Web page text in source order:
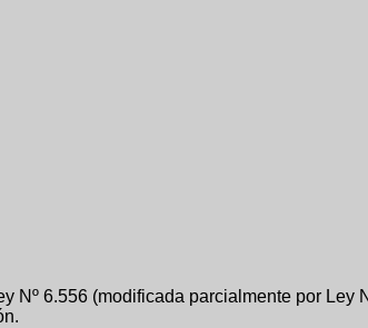
Nº 6.556 (modificada parcialmente por